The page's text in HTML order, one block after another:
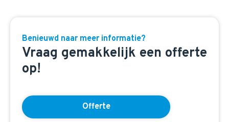
Benieuwd naar meer informatie?
Vraag gemakkelijk een offerte
op!
Offerte